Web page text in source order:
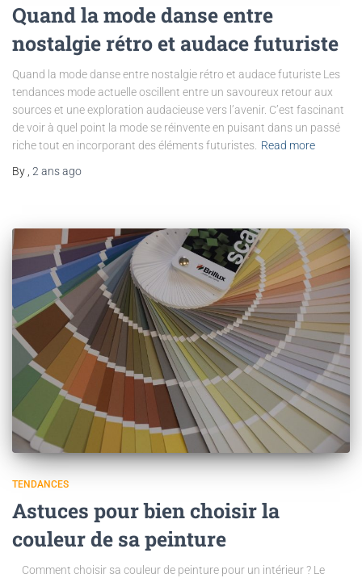
Quand la mode danse entre
nostalgie rétro et audace futuriste
Quand la mode danse entre nostalgie rétro et audace futuriste Les
tendances mode actuelle oscillent entre un savoureux retour aux
sources et une exploration audacieuse vers l’avenir. C’est fascinant
de voir à quel point la mode se réinvente en puisant dans un passé
riche tout en incorporant des éléments futuristes. Read more
By 2 ansago
TENDANCES
Astuces pour bien choisir la
couleur de sa peinture
Comment choisir sa couleur de peinture pour un intérieur ? Le